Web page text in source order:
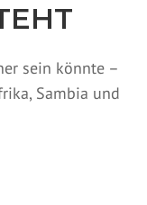
sein könnte –
Sambia und